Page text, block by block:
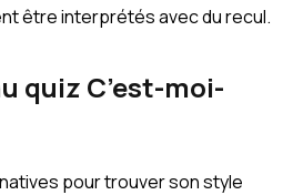
être interprétés avec du recul.
quiz C’est-moi-
pour trouver son style